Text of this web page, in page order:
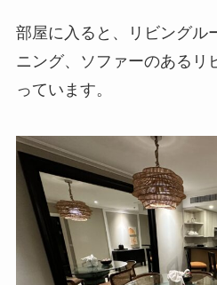
部屋に入ると、リビングル
ニング、ソファーのあるリ
っています。